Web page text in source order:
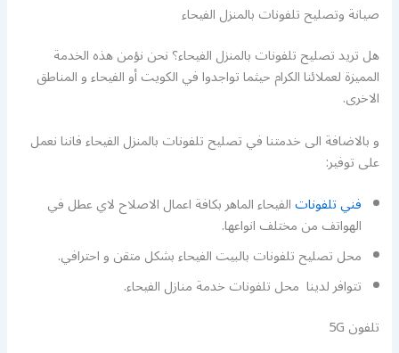
صيانة وتصليح تلفونات بالمنزل الفيحاء
هل تريد تصليح تلفونات بالمنزل الفيحاء؟ نحن نؤمن هذه الخدمة
المميزة لعملائنا الكرام حيثما تواجدوا في الكويت أو الفيحاء و المناطق
الاخرى.
و بالاضافة الى خدمتنا في تصليح تلفونات بالمنزل الفيحاء فاننا نعمل
على توفير:
فني تلفوناتالفيحاء الماهر بكافة اعمال الاصلاح لاي عطل في
الهواتف من مختلف انواعها.
محل تصليح تلفونات بالبيت الفيحاء بشكل متقن و احترافي.
تتوافر لدينا محل تلفونات خدمة منازل الفيحاء.
تلفون 5G